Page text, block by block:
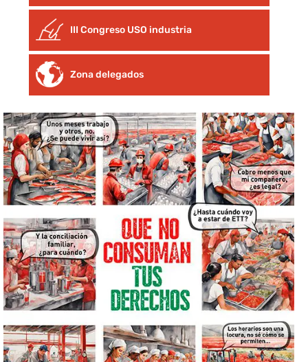
III Congreso USO industria
Zona delegados